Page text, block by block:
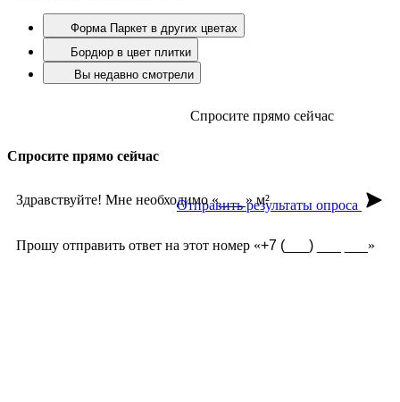
Форма Паркет в других цветах
Бордюр в цвет плитки
Вы недавно смотрели
Спросите прямо сейчас
Спросите прямо сейчас
Здравствуйте! Мне необходимо « » м²
Прошу отправить ответ на этот номер « »
Отправить результаты опроса